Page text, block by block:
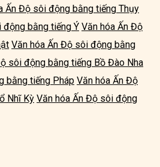
Ấn Độ sôi động bằng tiếng Thụy
bằng tiếng Ý Văn hóa Ấn Độ
Văn hóa Ấn Độ sôi động bằng
sôi động bằng tiếng Bồ Đào Nha
bằng tiếng Pháp Văn hóa Ấn Độ
Nhĩ Kỳ Văn hóa Ấn Độ sôi động